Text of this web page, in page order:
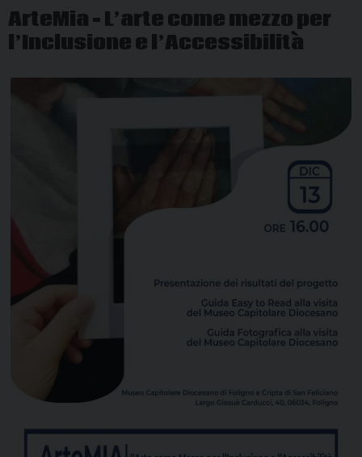
ArteMia – L’arte come mezzo per
l’Inclusione e l’Accessibilità